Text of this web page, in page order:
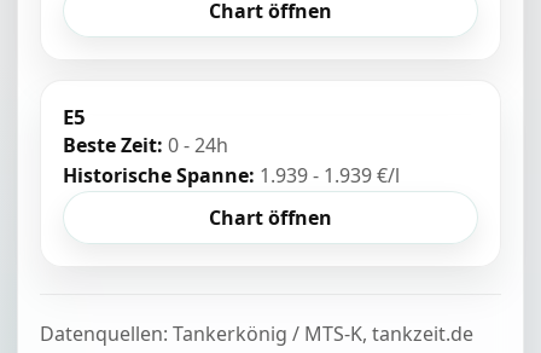
Chart öffnen
E5
Beste Zeit: 0 - 24h
Historische Spanne: 1.939 - 1.939 €/l
Chart öffnen
Datenquellen: Tankerkönig / MTS-K, tankzeit.de